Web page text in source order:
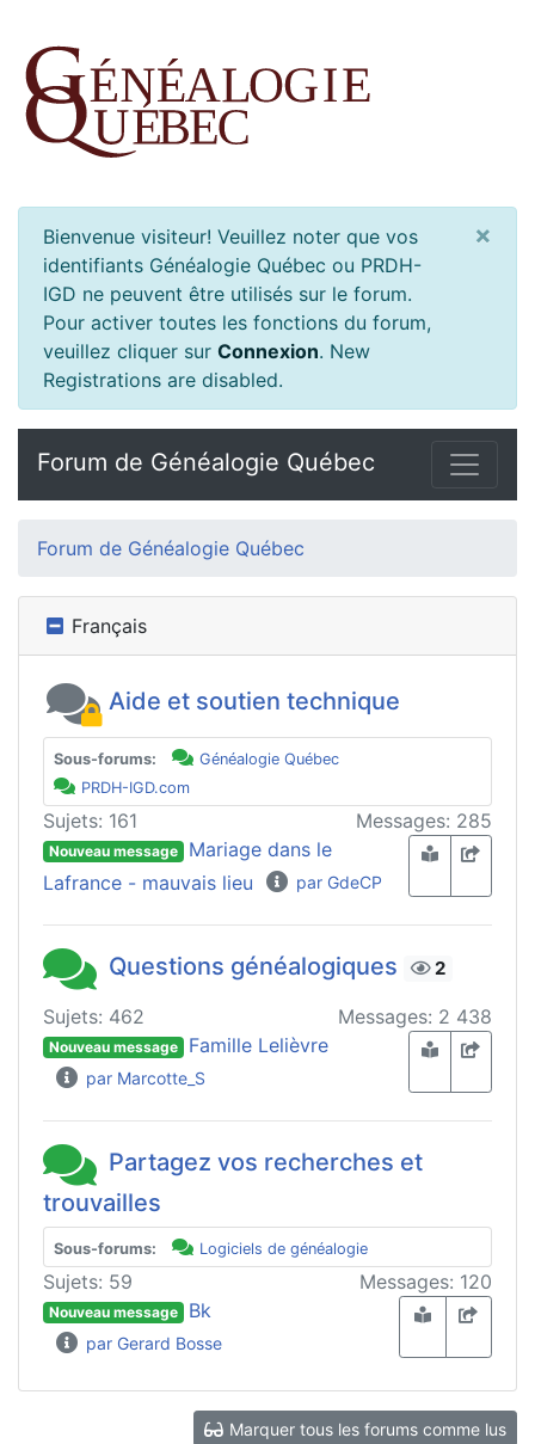
Bienvenue visiteur! Veuillez noter que vos
identifiants Généalogie Québec ou PRDH-
IGD ne peuvent être utilisés sur le forum.
Pour activer toutes les fonctions du forum,
veuillez cliquer sur Connexion. New
Registrations are disabled.
×
Forum de Généalogie Québec
Forum de Généalogie Québec
Français
Aide et soutien technique
Sous-forums:
Généalogie Québec
PRDH-IGD.com
Sujets: 161 Messages: 285
Nouveau message
Mariage dans le
Lafrance - mauvais lieu
par GdeCP
Questions généalogiques 2
Sujets: 462 Messages: 2 438
Nouveau message Famille Lelièvre
par Marcotte_S
Partagez vos recherches et
trouvailles
Sous-forums: Logiciels de généalogie
Sujets: 59 Messages: 120
Nouveau message Bk
par Gerard Bosse
Marquer tous les forums comme lus